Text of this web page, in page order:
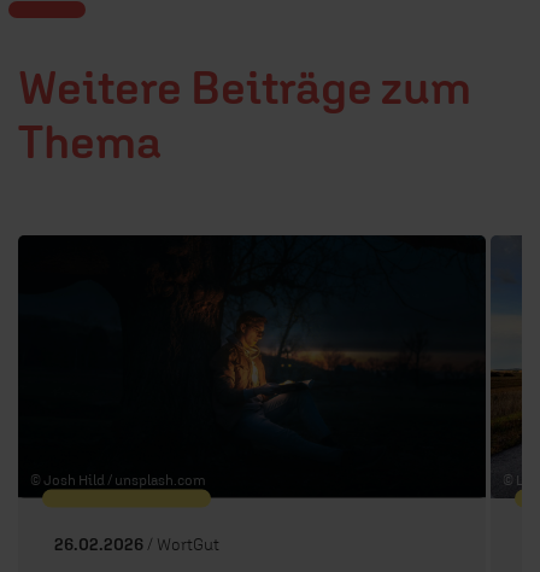
Weitere Beiträge zum
Thema
© Josh Hild / unsplash.com
26.02.2026/ WortGut
©